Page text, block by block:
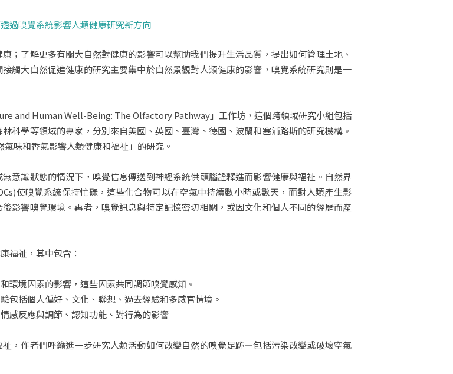
過嗅覺系統影響人類健康研究新方向
；了解更多有關大自然對健康的影響可以幫助我們提升生活品質，提出如何管理土地、
觸大自然促進健康的研究主要集中於自然景觀對人類健康的影響，嗅覺系統研究則是一
and Human Well-Being: The Olfactory Pathway」工作坊，這個跨領域研究小組包括
科學等領域的專家，分別來自美國、英國、臺灣、德國、波蘭和塞浦路斯的研究機構。
味和香氣影響人類健康和福祉」的研究。
意識狀態的情況下，嗅覺信息傳送到神經系統供頭腦詮釋進而影響健康與福祉。自然界
使嗅覺系統保持忙碌，這些化合物可以在空氣中持續數小時或數天，而對人類產生影
影響嗅覺環境。再者，嗅覺訊息與特定記憶密切相關，或因文化和個人不同的經歷而產
福祉，其中包含：
環境因素的影響，這些因素共同調節嗅覺感知。
包括個人偏好、文化、聯想、過去經驗和多感官情境。
感反應與調節、認知功能、對行為的影響
，作者們呼籲進一步研究人類活動如何改變自然的嗅覺足跡—包括污染改變或破壞空氣